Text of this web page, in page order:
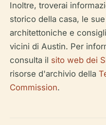
Inoltre, troverai
storico della casa, le
architettoniche e
vicini di Austin. Per
consulta il sito web dei
risorse d'archivio della
Commission.